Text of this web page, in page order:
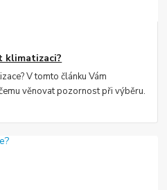
klimatizaci?
V tomto článku Vám
věnovat pozornost při výběru.